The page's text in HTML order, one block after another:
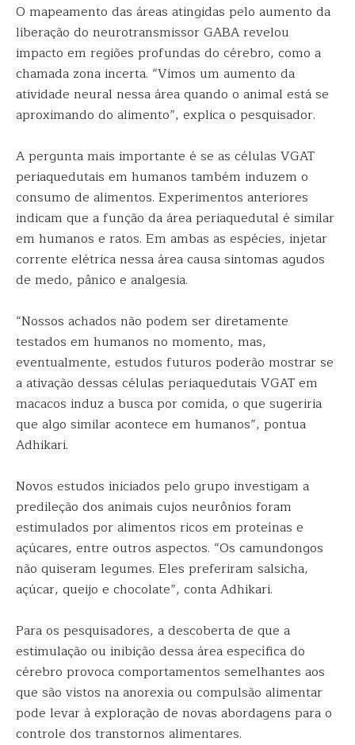
O mapeamento das áreas atingidas pelo aumento da
liberação do neurotransmissor GABA revelou
impacto em regiões profundas do cérebro, como a
chamada zona incerta. “Vimos um aumento da
atividade neural nessa área quando o animal está se
aproximando do alimento”, explica o pesquisador.
A pergunta mais importante é se as células VGAT
periaquedutais em humanos também induzem o
consumo de alimentos. Experimentos anteriores
indicam que a função da área periaquedutal é similar
em humanos e ratos. Em ambas as espécies, injetar
corrente elétrica nessa área causa sintomas agudos
de medo, pânico e analgesia.
“Nossos achados não podem ser diretamente
testados em humanos no momento, mas,
eventualmente, estudos futuros poderão mostrar se
a ativação dessas células periaquedutais VGAT em
macacos induz a busca por comida, o que sugeriria
que algo similar acontece em humanos”, pontua
Adhikari.
Novos estudos iniciados pelo grupo investigam a
predileção dos animais cujos neurônios foram
estimulados por alimentos ricos em proteínas e
açúcares, entre outros aspectos. “Os camundongos
não quiseram legumes. Eles preferiram salsicha,
açúcar, queijo e chocolate”, conta Adhikari.
Para os pesquisadores, a descoberta de que a
estimulação ou inibição dessa área específica do
cérebro provoca comportamentos semelhantes aos
que são vistos na anorexia ou compulsão alimentar
pode levar à exploração de novas abordagens para o
controle dos transtornos alimentares.